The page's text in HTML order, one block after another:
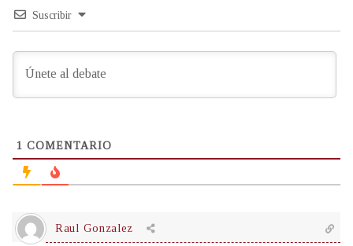
Suscribir
1 COMENTARIO
Raul Gonzalez